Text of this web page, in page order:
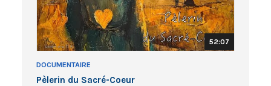
52:07
DOCUMENTAIRE
Pèlerin du Sacré-Coeur